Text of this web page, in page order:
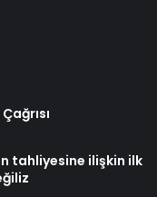
tahliyesine ilişkin ilk